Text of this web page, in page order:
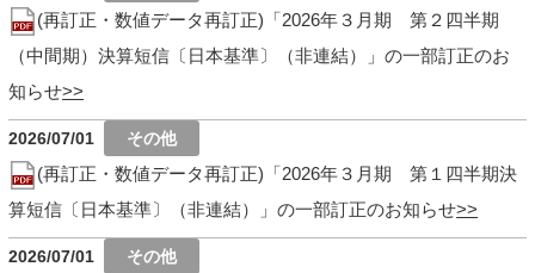
(再訂正・数値データ再訂正)「2026年３月期 第２四半期
（中間期）決算短信〔日本基準〕（非連結）」の一部訂正のお
知らせ
2026/07/01
(再訂正・数値データ再訂正)「2026年３月期 第１四半期決
算短信〔日本基準〕（非連結）」の一部訂正のお知らせ
2026/07/01